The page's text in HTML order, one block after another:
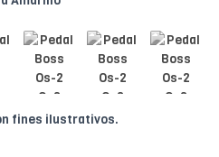
fines ilustrativos.